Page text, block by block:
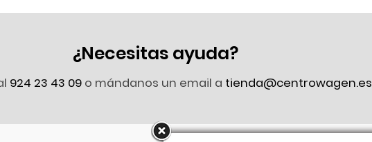
¿Necesitas ayuda?
924 23 43 09 o mándanos un email a tienda@centrowagen.es